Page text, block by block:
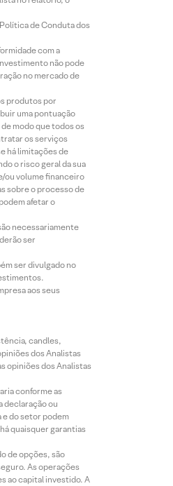
de Conduta dos
com a
não pode
no mercado de
produtos por
uma pontuação
modo que todos os
os serviços
há limitações de
o risco geral da sua
ou volume financeiro
sobre o processo de
afetar o
necessariamente
ser
ser divulgado no
aos seus
candles,
dos Analistas
opiniões dos Analistas
conforme as
declaração ou
e do setor podem
quaisquer garantias
de opções, são
As operações
ao capital investido. A